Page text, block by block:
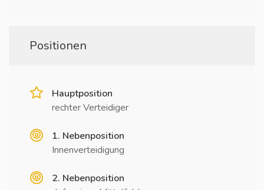
Positionen
Hauptposition
rechter Verteidiger
1. Nebenposition
Innenverteidigung
2. Nebenposition